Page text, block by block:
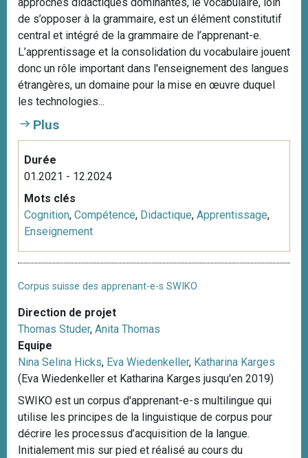
de s’opposer à la grammaire, est un élément constitutif
central et intégré de la grammaire de l’apprenant-e.
L’apprentissage et la consolidation du vocabulaire jouent
donc un rôle important dans l'enseignement des langues
étrangères, un domaine pour la mise en œuvre duquel
les technologies...
Plus
Durée
01.2021 - 12.2024
Mots clés
Cognition, Compétence, Didactique, Apprentissage,
Enseignement
Corpus suisse des apprenant-e-s SWIKO
Direction de projet
Thomas Studer, Anita Thomas
Equipe
Nina Selina Hicks, Eva Wiedenkeller, Katharina Karges
(Eva Wiedenkeller et Katharina Karges jusqu'en 2019)
SWIKO est un corpus d'apprenant-e-s multilingue qui
utilise les principes de la linguistique de corpus pour
décrire les processus d’acquisition de la langue.
Initialement mis sur pied et réalisé au cours du